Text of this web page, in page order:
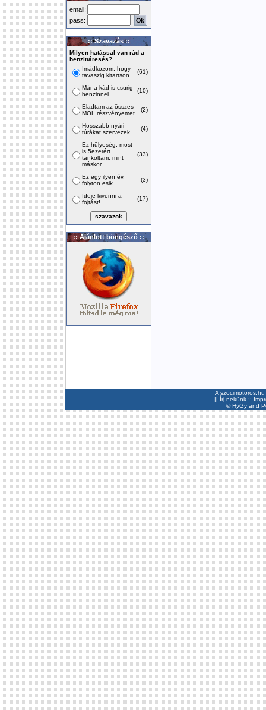
email:
pass:
:: Szavazás ::
Milyen hatással van rád a
benzináresés?
Imádkozom, hogy
tavaszig kitartson
(61)
Már a kád is csurig
benzinnel
(10)
Eladtam az összes
MOL részvényemet
(2)
Hosszabb nyári
túrákat szervezek
(4)
Ez hülyeség, most
is 5ezerért
tankoltam, mint
máskor
(33)
Ez egy ilyen év,
folyton esik
(3)
Ideje kivenni a
fojtást!
(17)
:: Ajánlott böngésző ::
A
|| Írj nekünk ::
©HyGyand